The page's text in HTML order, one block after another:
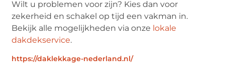
Wilt u problemen voor zijn? Kies dan voor
zekerheid en schakel op tijd een vakman in.
Bekijk alle mogelijkheden via onze lokale
dakdekservice.
https://daklekkage-nederland.nl/